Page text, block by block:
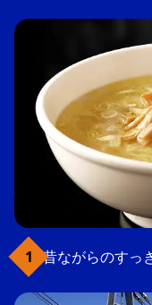
昔ながらのすっ